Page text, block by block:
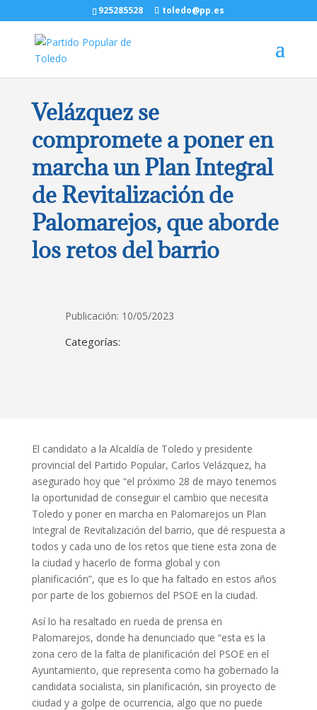
925285528 toledo@pp.es
Velázquez se
compromete a poner en
marcha un Plan Integral
de Revitalización de
Palomarejos, que aborde
los retos del barrio
Publicación: 10/05/2023
Categorías:
El candidato a la Alcaldía de Toledo y presidente
provincial del Partido Popular, Carlos Velázquez, ha
asegurado hoy que “el próximo 28 de mayo tenemos
la oportunidad de conseguir el cambio que necesita
Toledo y poner en marcha en Palomarejos un Plan
Integral de Revitalización del barrio, que dé respuesta a
todos y cada uno de los retos que tiene esta zona de
la ciudad y hacerlo de forma global y con
planificación”, que es lo que ha faltado en estos años
por parte de los gobiernos del PSOE en la ciudad.
Así lo ha resaltado en rueda de prensa en
Palomarejos, donde ha denunciado que “esta es la
zona cero de la falta de planificación del PSOE en el
Ayuntamiento, que representa como ha gobernado la
candidata socialista, sin planificación, sin proyecto de
ciudad y a golpe de ocurrencia, algo que no puede